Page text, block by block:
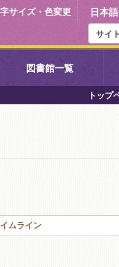
サイズ・色変更 日本語
図書館一覧
伏見中央図
こどもみら
トップ
ムライン